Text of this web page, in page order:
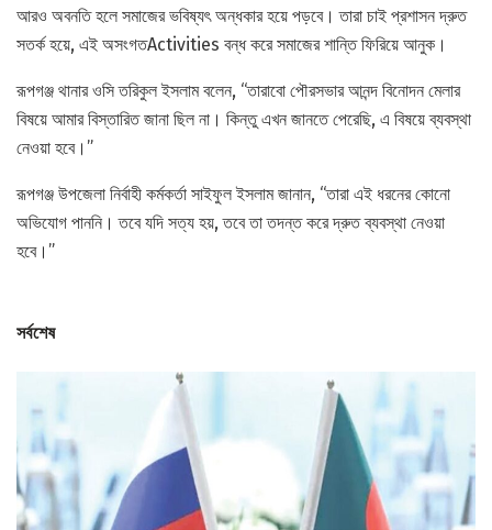
আরও অবনতি হলে সমাজের ভবিষ্যৎ অন্ধকার হয়ে পড়বে। তারা চাই প্রশাসন দ্রুত
সতর্ক হয়ে, এই অসংগতActivities বন্ধ করে সমাজের শান্তি ফিরিয়ে আনুক।
রূপগঞ্জ থানার ওসি তরিকুল ইসলাম বলেন, “তারাবো পৌরসভার আনন্দ বিনোদন মেলার
বিষয়ে আমার বিস্তারিত জানা ছিল না। কিন্তু এখন জানতে পেরেছি, এ বিষয়ে ব্যবস্থা
নেওয়া হবে।”
রূপগঞ্জ উপজেলা নির্বাহী কর্মকর্তা সাইফুল ইসলাম জানান, “তারা এই ধরনের কোনো
অভিযোগ পাননি। তবে যদি সত্য হয়, তবে তা তদন্ত করে দ্রুত ব্যবস্থা নেওয়া
হবে।”
সর্বশেষ